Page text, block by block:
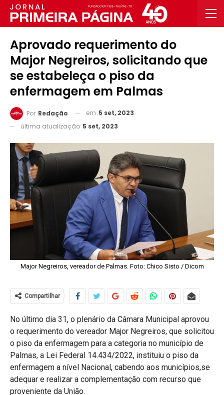
Aprovado requerimento do
Major Negreiros, solicitando que
se estabeleça o piso da
enfermagem em Palmas
Por Redação em 5 set, 2023
última atualização 5 set, 2023
Major Negreiros, vereador de Palmas. Foto: Chico Sisto / Dicom
Compartilhar
No último dia 31, o plenário da Câmara Municipal aprovou
o requerimento do vereador Major Negreiros, que solicitou
o piso da enfermagem para a categoria no município de
Palmas, a Lei Federal 14.434/2022, instituiu o piso da
enfermagem a nível Nacional, cabendo aos municípios,se
adequar e realizar a complementação com recurso que
proveniente da União.